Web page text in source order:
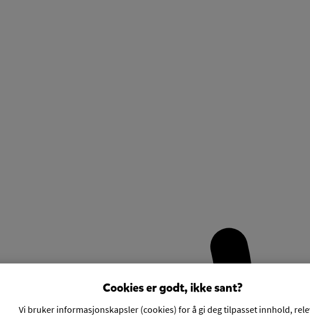
Cookies er godt, ikke sant?
Vi bruker informasjonskapsler (cookies) for å gi deg tilpasset innhold,